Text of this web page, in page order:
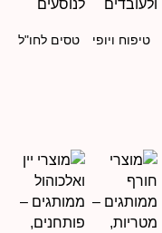
טיפוח ויופי טסים לחו"ל